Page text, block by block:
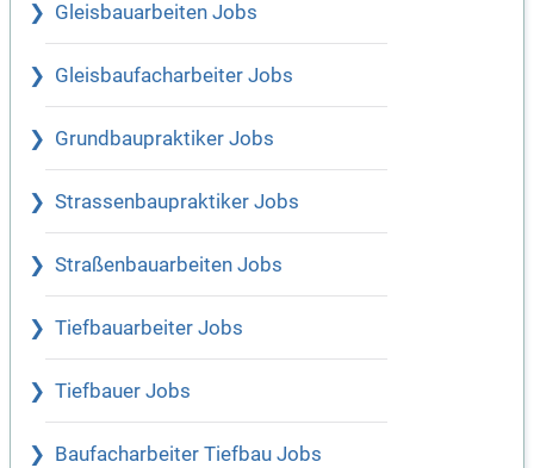
Gleisbauarbeiten Jobs
Gleisbaufacharbeiter Jobs
Grundbaupraktiker Jobs
Strassenbaupraktiker Jobs
Straßenbauarbeiten Jobs
Tiefbauarbeiter Jobs
Tiefbauer Jobs
Baufacharbeiter Tiefbau Jobs